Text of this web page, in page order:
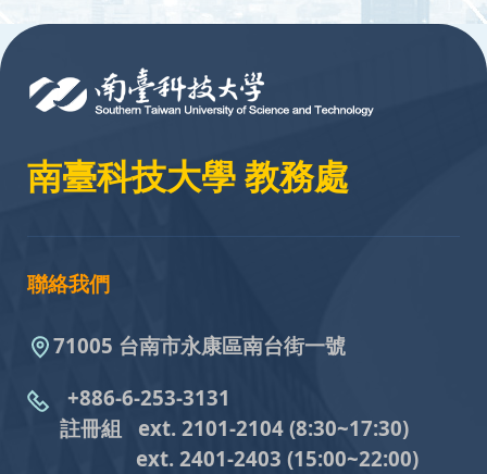
南臺科技大學 教務處
聯絡我們
71005 台南市永康區南台街一號
+886-6-253-3131
註冊組 ext. 2101-2104 (8:30~17:30)
ext. 2401-2403 (15:00~22:00)